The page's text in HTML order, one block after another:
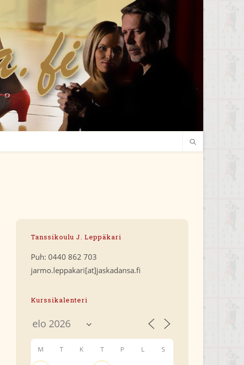
Tanssikoulu J. Leppäkari
Puh: 0440 862 703
jarmo.leppakari[at]jaskadansa.fi
Kurssikalenteri
M T K T P L S